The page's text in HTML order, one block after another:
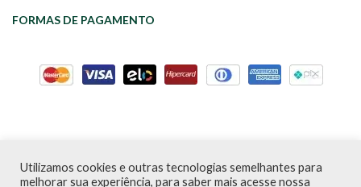
FORMAS DE PAGAMENTO
Livraria da Cartola © Desde 2020 | CNPJ: 31.298.135/0001-09 |
Utilizamos cookies e outras tecnologias semelhantes para
melhorar sua experiência, para saber mais acesse nossa